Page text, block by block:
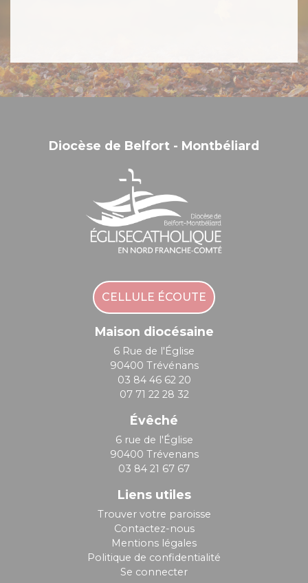
Diocèse de Belfort - Montbéliard
CELLULE ÉCOUTE
Maison diocésaine
6 Rue de l'Église
90400 Trévénans
03 84 46 62 20
07 71 22 28 32
Évêché
6 rue de l'Église
90400 Trévenans
03 84 21 67 67
Liens utiles
Trouver votre paroisse
Contactez-nous
Mentions légales
Politique de confidentialité
Se connecter